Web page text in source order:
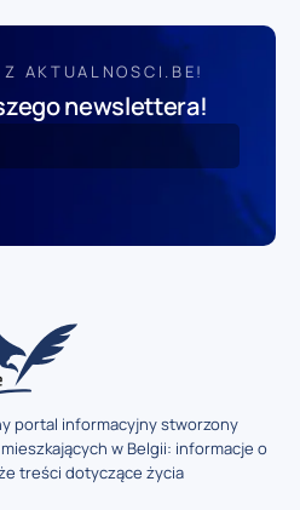
AKTUALNOSCI.BE!
newslettera!
portal informacyjny stworzony
w Belgii: informacje o
treści dotyczące życia